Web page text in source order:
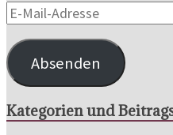
E-
Mail-
Adresse
Absenden
Kategorien und